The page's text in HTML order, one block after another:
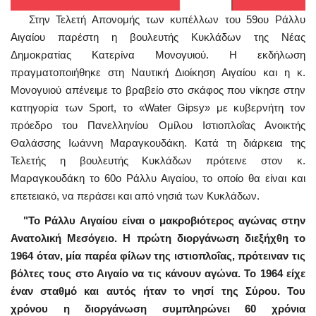
Στην Τελετή Απονομής των κυπέλλων του 59ου Ράλλυ
Αιγαίου παρέστη η βουλευτής Κυκλάδων της Νέας
Δημοκρατίας Κατερίνα Μονογυιού. Η εκδήλωση
πραγματοποιήθηκε στη Ναυτική Διοίκηση Αιγαίου και η κ.
Μονογυιού απένειμε το βραβείο στο σκάφος που νίκησε στην
κατηγορία των Sport, το «Water Gipsy» με κυβερνήτη τον
πρόεδρο του Πανελληνίου Ομίλου Ιστιοπλοΐας Ανοικτής
Θαλάσσης Ιωάννη Μαραγκουδάκη. Κατά τη διάρκεια της
Τελετής η βουλευτής Κυκλάδων πρότεινε στον κ.
Μαραγκουδάκη το 60ο Ράλλυ Αιγαίου, το οποίο θα είναι και
επετειακό, να περάσει και από νησιά των Κυκλάδων.
"Το Ράλλυ Αιγαίου είναι ο μακροβιότερος αγώνας στην
Ανατολική Μεσόγειο. Η πρώτη διοργάνωση διεξήχθη το
1964 όταν, μία παρέα φίλων της ιστιοπλοΐας, πρότειναν τις
βόλτες τους στο Αιγαίο να τις κάνουν αγώνα. Το 1964 είχε
έναν σταθμό και αυτός ήταν το νησί της Σύρου. Του
χρόνου η διοργάνωση συμπληρώνει 60 χρόνια